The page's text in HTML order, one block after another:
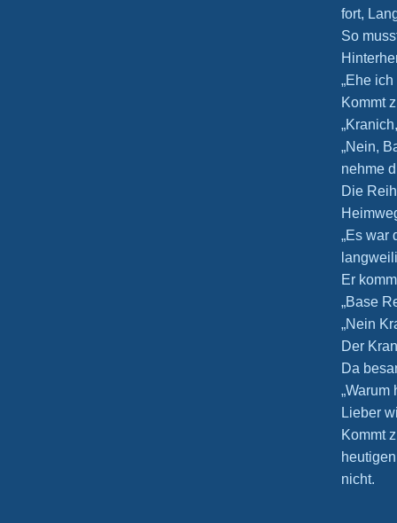
fort,
So
„Ehe
Kommt
„Nein,
nehme
Die
„Es
Er
„Base
„Nein
Der
Da
Lieber
Kommt
nicht.